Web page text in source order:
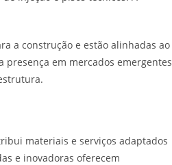
a construção e estão alinhadas ao
presença em mercados emergentes
materiais e serviços adaptados
e inovadoras oferecem